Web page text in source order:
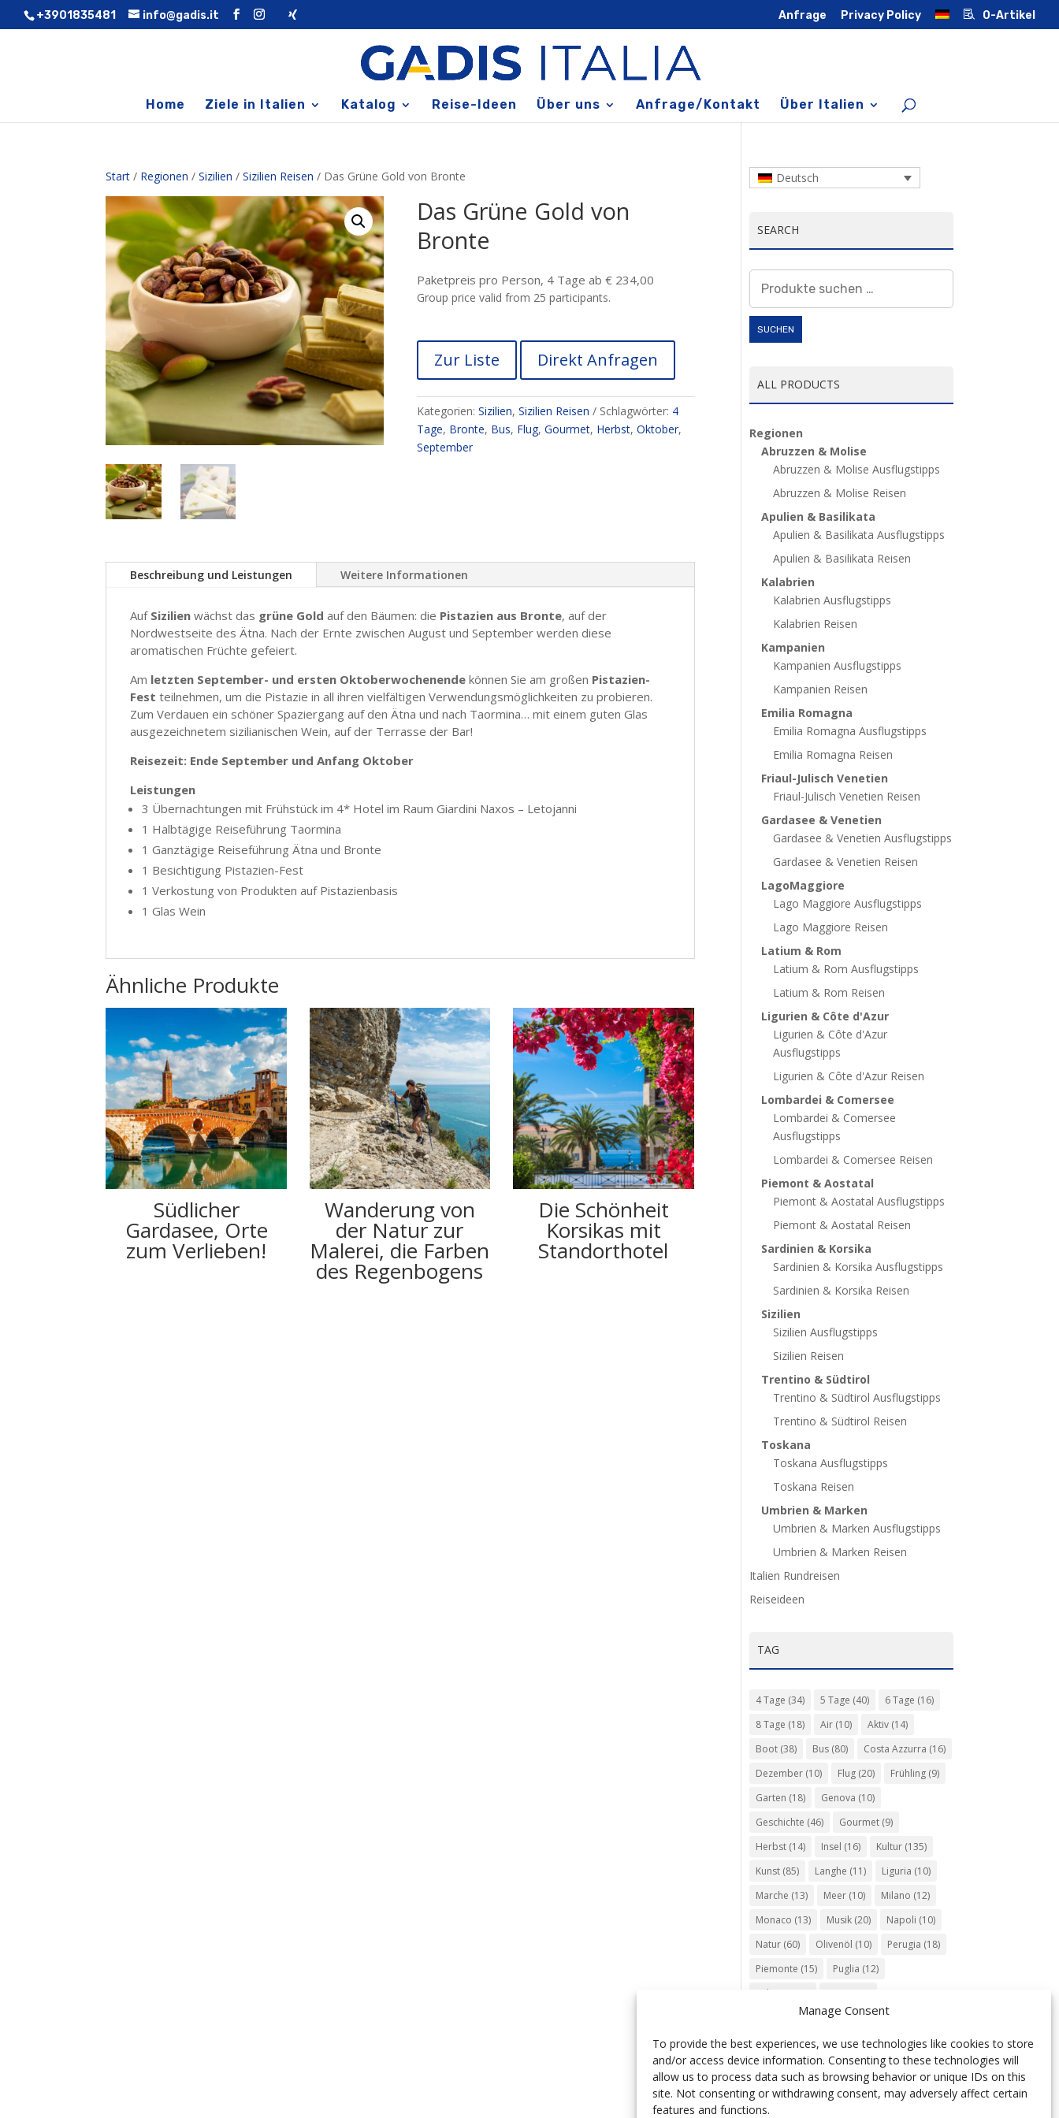
Manage Consent
To provide the best experiences, we use technologies like cookies to store
and/or access device information. Consenting to these technologies will
allow us to process data such as browsing behavior or unique IDs on this
site. Not consenting or withdrawing consent, may adversely affect certain
features and functions.
+3901835481 info@gadis.it Anfrage Privacy Policy 0-Artikel
Home Ziele in Italien Katalog Reise-Ideen Über uns Anfrage/Kontakt Über Italien
Start / Regionen /Sizilien /Sizilien Reisen / Das Grüne Gold von Bronte
Das Grüne Gold von
Bronte
Paketpreis pro Person, 4 Tage ab € 234,00
Group price valid from 25 participants.
Zur Liste Direkt Anfragen
Kategorien: Sizilien, Sizilien Reisen Schlagwörter: 4
Tage, Bronte, Bus, Flug, Gourmet, Herbst, Oktober,
September
Beschreibung und Leistungen Weitere Informationen
Auf Sizilien wächst das grüne Gold auf den Bäumen: die Pistazien aus Bronte, auf der
Nordwestseite des Ätna. Nach der Ernte zwischen August und September werden diese
aromatischen Früchte gefeiert.
Am letzten September- und ersten Oktoberwochenende können Sie am großen Pistazien-
Fest teilnehmen, um die Pistazie in all ihren vielfältigen Verwendungsmöglichkeiten zu probieren.
Zum Verdauen ein schöner Spaziergang auf den Ätna und nach Taormina… mit einem guten Glas
ausgezeichnetem sizilianischen Wein, auf der Terrasse der Bar!
Reisezeit: Ende September und Anfang Oktober
Leistungen
3 Übernachtungen mit Frühstück im 4* Hotel im Raum Giardini Naxos – Letojanni
1 Halbtägige Reiseführung Taormina
1 Ganztägige Reiseführung Ätna und Bronte
1 Besichtigung Pistazien-Fest
1 Verkostung von Produkten auf Pistazienbasis
1 Glas Wein
Ähnliche Produkte
Südlicher
Gardasee, Orte
zum Verlieben!
Wanderung von
der Natur zur
Malerei, die Farben
des Regenbogens
Die Schönheit
Korsikas mit
Standorthotel
Deutsch
SEARCH
nach:
SUCHEN
ALL PRODUCTS
Regionen
Abruzzen & Molise
Abruzzen & Molise Ausflugstipps
Abruzzen & Molise Reisen
Apulien & Basilikata
Apulien & Basilikata Ausflugstipps
Apulien & Basilikata Reisen
Kalabrien
Kalabrien Ausflugstipps
Kalabrien Reisen
Kampanien
Kampanien Ausflugstipps
Kampanien Reisen
Emilia Romagna
Emilia Romagna Ausflugstipps
Emilia Romagna Reisen
Friaul-Julisch Venetien
Friaul-Julisch Venetien Reisen
Gardasee & Venetien
Gardasee & Venetien Ausflugstipps
Gardasee & Venetien Reisen
LagoMaggiore
Lago Maggiore Ausflugstipps
Lago Maggiore Reisen
Latium & Rom
Latium & Rom Ausflugstipps
Latium & Rom Reisen
Ligurien & Côte d'Azur
Ligurien & Côte d'Azur
Ausflugstipps
Ligurien & Côte d'Azur Reisen
Lombardei & Comersee
Lombardei & Comersee
Ausflugstipps
Lombardei & Comersee Reisen
Piemont & Aostatal
Piemont & Aostatal Ausflugstipps
Piemont & Aostatal Reisen
Sardinien & Korsika
Sardinien & Korsika Ausflugstipps
Sardinien & Korsika Reisen
Sizilien
Sizilien Ausflugstipps
Sizilien Reisen
Trentino & Südtirol
Trentino & Südtirol Ausflugstipps
Trentino & Südtirol Reisen
Toskana
Toskana Ausflugstipps
Toskana Reisen
Umbrien & Marken
Umbrien & Marken Ausflugstipps
Umbrien & Marken Reisen
Italien Rundreisen
Reiseideen
TAG
4 Tage (34) 5 Tage (40) 6 Tage (16)
8 Tage (18) Air(10) Aktiv(14)
Boot(38) Bus(80) Costa Azzurra (16)
Dezember(10) Flug(20) Frühling(9)
Garten (18) Genova (10)
Geschichte (46) Gourmet(9)
Herbst(14) Insel (16) Kultur(135)
Kunst(85) Langhe (11) Liguria (10)
Marche (13) Meer(10) Milano (12)
Monaco (13) Musik(20) Napoli (10)
Natur(60) Olivenöl (10) Perugia (18)
Piemonte (15) Puglia (12)
Religion
(20) September(9)
Torino(12) Tradition (26) Veneto (12)
Verona(11) Wein(31) Wine (30)
Winter(11) Zug (11)